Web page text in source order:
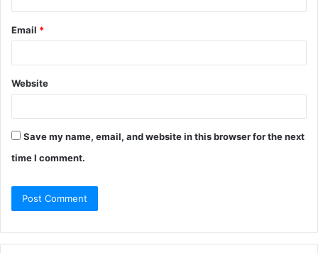
Email *
Website
Save my name, email, and website in this browser for the next
time I comment.